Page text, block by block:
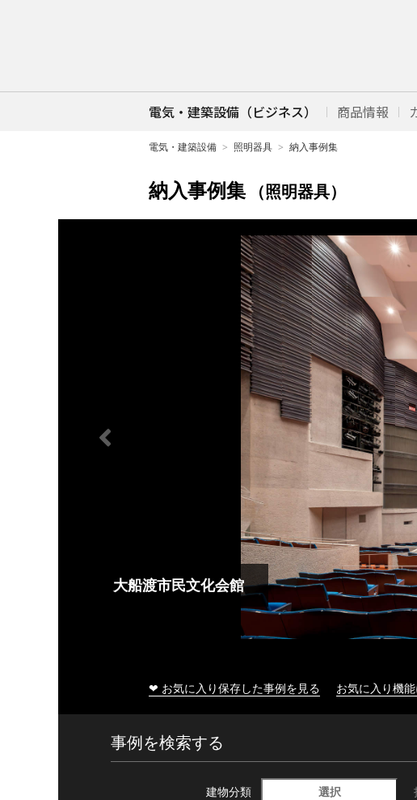
電気・建築設備（ビジネス） 商品情報
電気・建築設備 照明器具 納入事例集
納入事例集 （照明器具）
大船渡市民文化会館
❤ お気に入り保存した事例を見る お気に入り機
事例を検索する
建物分類 選択